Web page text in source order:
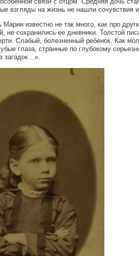
взгляды на жизнь не нашли сочувствия
Марии известно не так много, как про
не сохранились ее дневники. Толстой
Слабый, болезненный ребенок. Как
глаза, странные по глубокому
загадок…».